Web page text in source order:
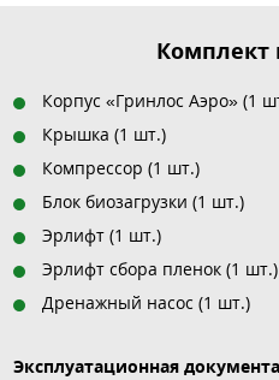
Комплект
Корпус «Гринлос Аэро» (1
Крышка (1 шт.)
Компрессор (1 шт.)
Блок биозагрузки (1 шт.)
Эрлифт (1 шт.)
Эрлифт сбора пленок (1 шт.)
Дренажный насос (1 шт.)
Эксплуатационная